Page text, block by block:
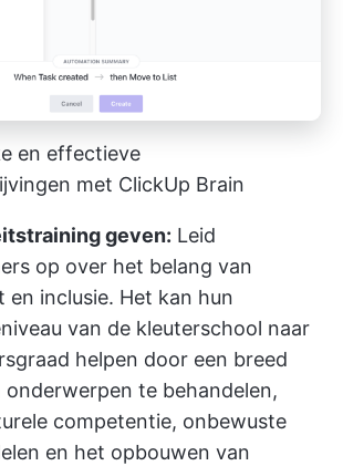
en effectieve
met ClickUp Brain
geven: Leid
op over het belang van
en inclusie. Het kan hun
van de kleuterschool naar
helpen door een breed
onderwerpen te behandelen,
competentie, onbewuste
en het opbouwen van